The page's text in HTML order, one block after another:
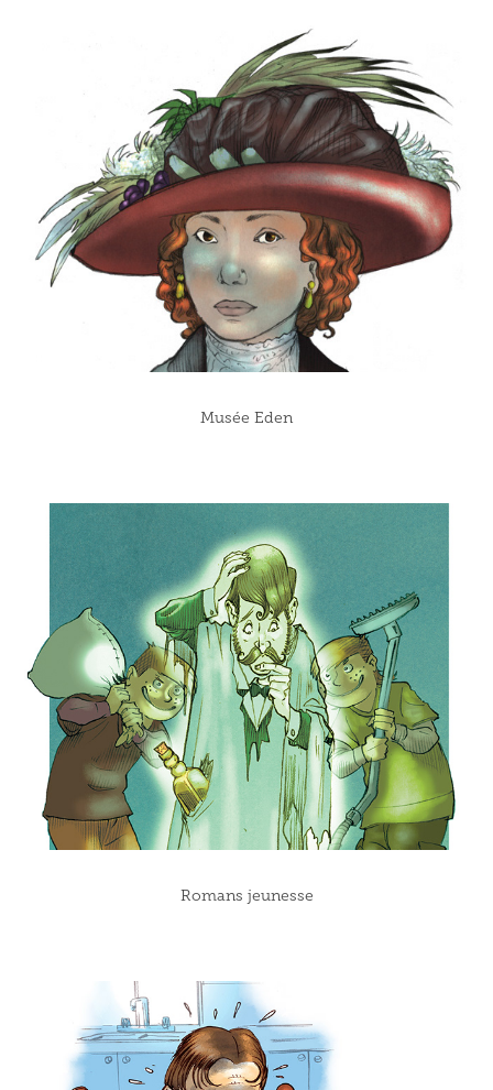
Musée Eden
Romans jeunesse